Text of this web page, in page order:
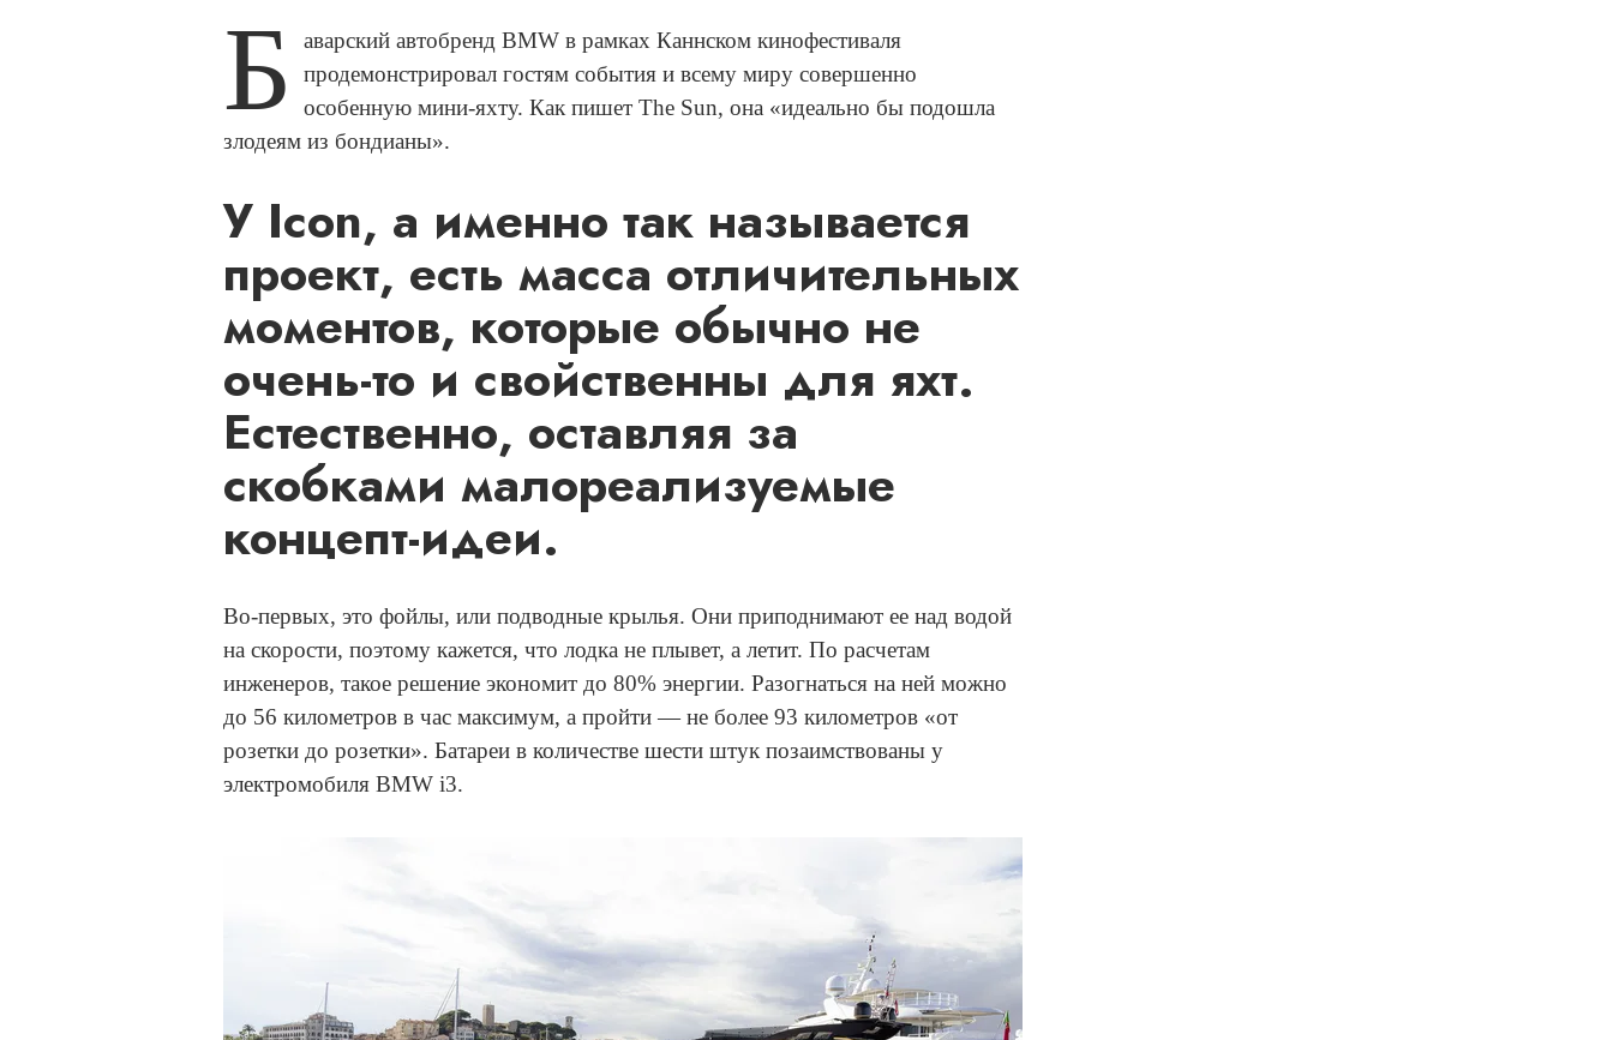
Б
аварский автобренд BMW в рамках Каннском кинофестиваля
продемонстрировал гостям события и всему миру совершенно
особенную мини-яхту. Как пишет The Sun, она «идеально бы подошла
злодеям из бондианы».
У Icon, а именно так называется
проект, есть масса отличительных
моментов, которые обычно не
очень-то и свойственны для яхт.
Естественно, оставляя за
скобками малореализуемые
концепт-идеи.
Во-первых, это фойлы, или подводные крылья. Они приподнимают ее над водой
на скорости, поэтому кажется, что лодка не плывет, а летит. По расчетам
инженеров, такое решение экономит до 80% энергии. Разогнаться на ней можно
до 56 километров в час максимум, а пройти — не более 93 километров «от
розетки до розетки». Батареи в количестве шести штук позаимствованы у
электромобиля BMW i3.